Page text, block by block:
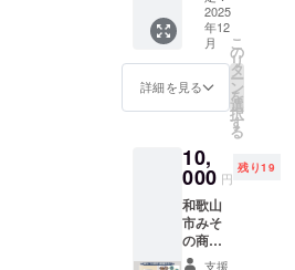
間暇か
けて栽
培され
ます。
現在は
なら
ず、全
国から
定期受
注を受
けてお
用）×2
袋 ・い
とをか
ジナル
ブレン
（夜
用）×2
袋 ・い
とをか
しオリ
ジナル
んが
「いと
をか
し」の
ブラン
（とめ
こ
ん）〉
をテー
マに制
作し
た、オ
3,000円
コー
ス」と
同じ内
容にな
ら、和
歌山の
人々と
ふれあ
えま
す。
【提供
和歌山
県みそ
の商店
街で毎
月第三
日曜日
に開催
2025
年12
月
詳細を見る
こ
の
リ
タ
ー
ン
を
選
択
す
る
10,
000 円
残り19
和歌山
市みそ
の商店
街にあ
支援